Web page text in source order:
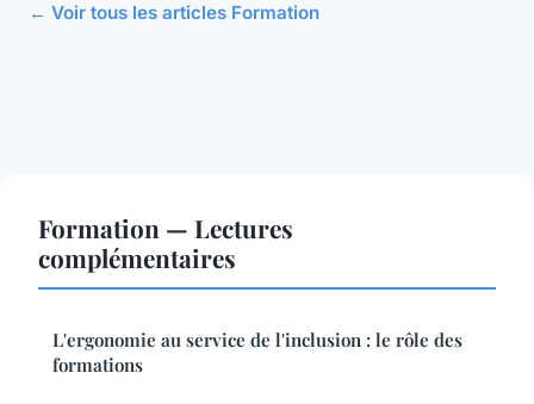
← Voir tous les articles Formation
Formation — Lectures
complémentaires
L'ergonomie au service de l'inclusion : le rôle des
formations